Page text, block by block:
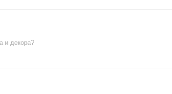
и декора?